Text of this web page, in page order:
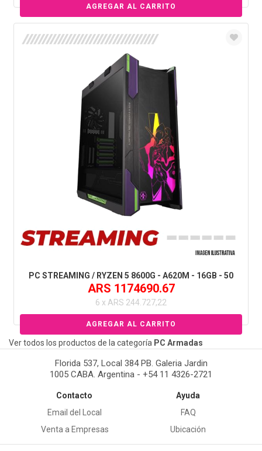
PC STREAMING / RYZEN 5 8600G - A620M - 16GB - 50
ARS 1174690.67
6 x ARS 244.727,22
Ver todos los productos de la categoría PC Armadas
Florida 537, Local 384 PB. Galeria Jardin
1005 CABA. Argentina - +54 11 4326-2721
Contacto
Email del Local
Venta a Empresas
Ayuda
FAQ
Ubicación